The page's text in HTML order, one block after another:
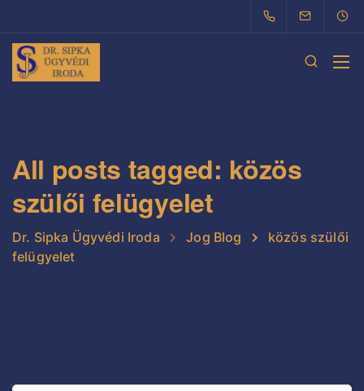
All posts tagged: közös
szülői felügyelet
Dr. Sipka Ügyvédi Iroda Jog Blog
közös szülői
felügyelet